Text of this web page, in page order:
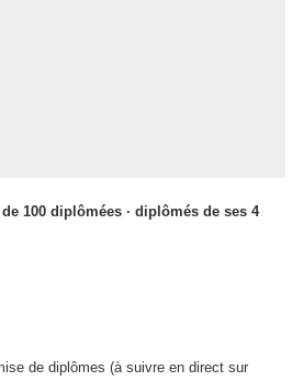
100 diplômées · diplômés de ses 4
de diplômes (à suivre en direct sur